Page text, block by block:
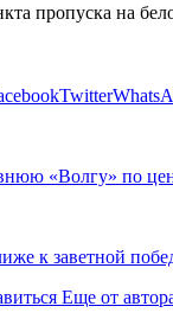
пропуска на
Twitter
«Волгу» по
к заветной
Еще от